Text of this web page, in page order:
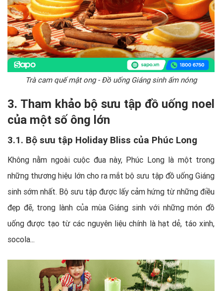
Trà cam quế mật ong - Đồ uống Giáng sinh ấm nóng
3. Tham khảo bộ sưu tập đồ uống noel
của một số ông lớn
3.1. Bộ sưu tập Holiday Bliss của Phúc Long
Không nằm ngoài cuộc đua này, Phúc Long là một trong
những thương hiệu lớn cho ra mắt bộ sưu tập đồ uống Giáng
sinh sớm nhất. Bộ sưu tập được lấy cảm hứng từ những điều
đẹp đẽ, trong lành của mùa Giáng sinh với những món đồ
uống được tạo từ các nguyên liệu chính là hạt dẻ, táo xinh,
socola...